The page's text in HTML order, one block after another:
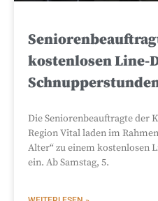
kostenlosen Line-
Die Seniorenbeauftragte der
Region Vital laden im
Alter“ zu einem kostenlosen
ein. Ab Samstag, 5.